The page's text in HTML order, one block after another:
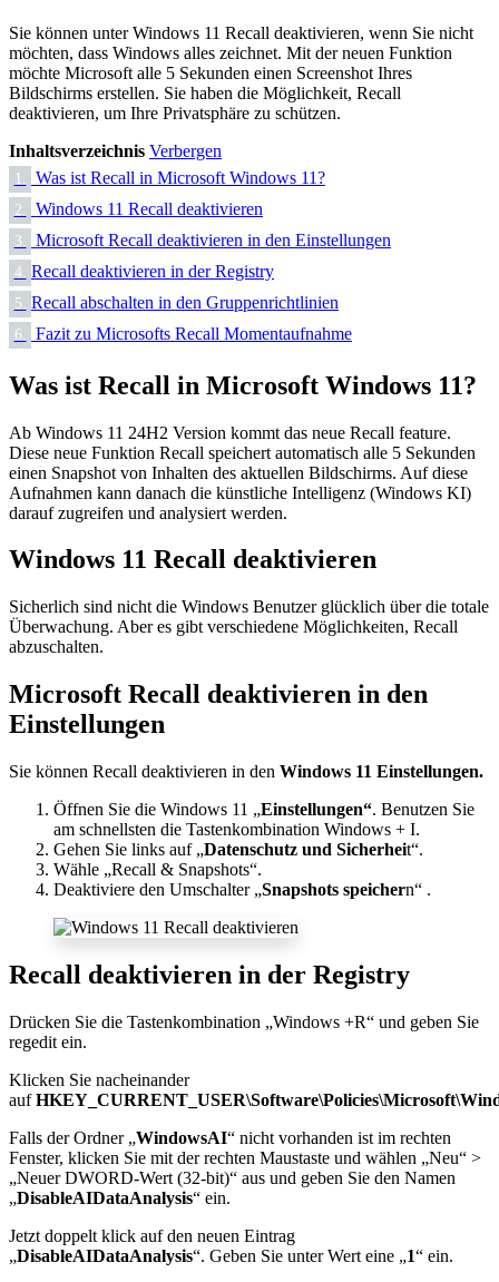
Sie können unter Windows 11 Recall deaktivieren, wenn Sie nicht
möchten, dass Windows alles zeichnet. Mit der neuen Funktion
möchte Microsoft alle 5 Sekunden einen Screenshot Ihres
Bildschirms erstellen. Sie haben die Möglichkeit, Recall
deaktivieren, um Ihre Privatsphäre zu schützen.
Inhaltsverzeichnis Verbergen
1. Was ist Recall in Microsoft Windows 11?
2. Windows 11 Recall deaktivieren
3. Microsoft Recall deaktivieren in den Einstellungen
4. ​Recall deaktivieren in der Registry
5. ​Recall abschalten in den Gruppenrichtlinien
6. Fazit zu Microsofts Recall Momentaufnahme
Was ist Recall in Microsoft Windows 11?
Ab Windows 11 24H2 Version kommt das neue Recall feature.
Diese neue Funktion Recall speichert automatisch alle 5 Sekunden
einen Snapshot von Inhalten des aktuellen Bildschirms. Auf diese
Aufnahmen kann danach die künstliche Intelligenz (Windows KI)
darauf zugreifen und analysiert werden.
Windows 11 Recall deaktivieren
Sicherlich sind nicht die Windows Benutzer glücklich über die totale
Überwachung. Aber es gibt verschiedene Möglichkeiten, Recall
abzuschalten.
Microsoft Recall deaktivieren in den
Einstellungen
Sie können Recall deaktivieren in den Windows 11 Einstellungen.
Öffnen Sie die Windows 11 „Einstellungen“. Benutzen Sie
am schnellsten die Tastenkombination Windows + I.
Gehen Sie links auf „Datenschutz und Sicherheit“.
Wähle „Recall & Snapshots“.
Deaktiviere den Umschalter „Snapshots speichern“ .
Recall deaktivieren in der Registry
Drücken Sie die Tastenkombination „Windows +R“ und geben Sie
regedit ein.
Klicken Sie nacheinander
auf
Falls der Ordner „WindowsAI“ nicht vorhanden ist im rechten
Fenster, klicken Sie mit der rechten Maustaste und wählen „Neu“ >
„Neuer DWORD-Wert (32-bit)“ aus und geben Sie den Namen
„DisableAIDataAnalysis“ ein.
Jetzt doppelt klick auf den neuen Eintrag
„DisableAIDataAnalysis“. Geben Sie unter Wert eine „1“ ein.